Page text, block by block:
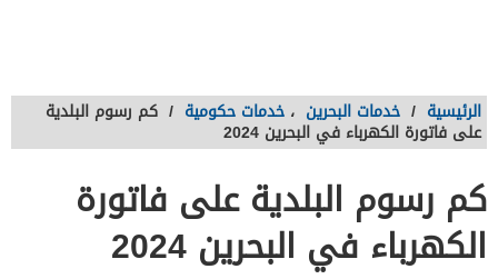
الرئيسية / خدمات البحرين ، خدمات حكومية / كم رسوم البلدية
على فاتورة الكهرباء في البحرين 2024
كم رسوم البلدية على فاتورة
الكهرباء في البحرين 2024